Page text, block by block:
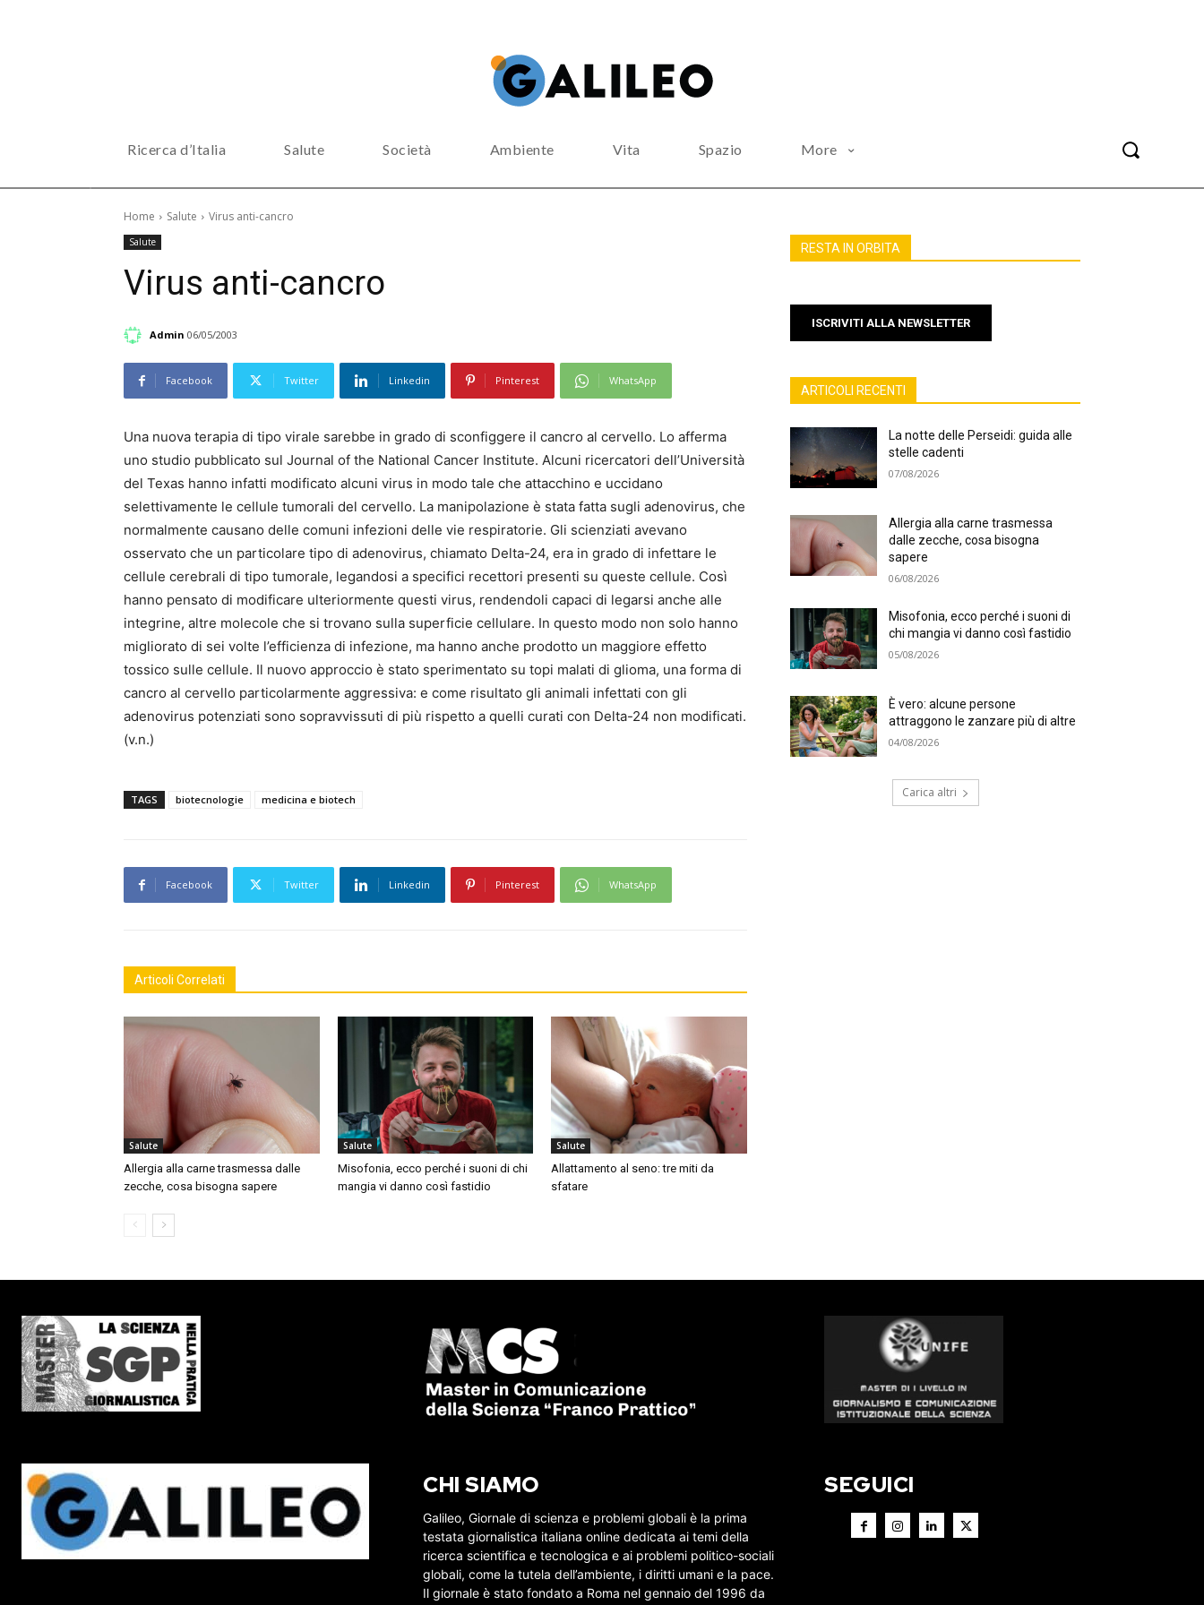
Ricerca d’Italia Salute Società Ambiente Vita Spazio More
Home Salute Virus anti-cancro
Salute
Virus anti-cancro
Admin 06/05/2003
Facebook Twitter Linkedin Pinterest WhatsApp
Una nuova terapia di tipo virale sarebbe in grado di sconfiggere il cancro al cervello. Lo afferma
uno studio pubblicato sul Journal of the National Cancer Institute. Alcuni ricercatori dell’Università
del Texas hanno infatti modificato alcuni virus in modo tale che attacchino e uccidano
selettivamente le cellule tumorali del cervello. La manipolazione è stata fatta sugli adenovirus, che
normalmente causano delle comuni infezioni delle vie respiratorie. Gli scienziati avevano
osservato che un particolare tipo di adenovirus, chiamato Delta-24, era in grado di infettare le
cellule cerebrali di tipo tumorale, legandosi a specifici recettori presenti su queste cellule. Così
hanno pensato di modificare ulteriormente questi virus, rendendoli capaci di legarsi anche alle
integrine, altre molecole che si trovano sulla superficie cellulare. In questo modo non solo hanno
migliorato di sei volte l’efficienza di infezione, ma hanno anche prodotto un maggiore effetto
tossico sulle cellule. Il nuovo approccio è stato sperimentato su topi malati di glioma, una forma di
cancro al cervello particolarmente aggressiva: e come risultato gli animali infettati con gli
adenovirus potenziati sono sopravvissuti di più rispetto a quelli curati con Delta-24 non modificati.
(v.n.)
TAGS biotecnologie medicina e biotech
Facebook Twitter Linkedin Pinterest WhatsApp
Articoli Correlati
Salute
Allergia alla carne trasmessa dalle
zecche, cosa bisogna sapere
Salute
Misofonia, ecco perché i suoni di chi
mangia vi danno così fastidio
Salute
Allattamento al seno: tre miti da
sfatare
RESTA IN ORBITA
ISCRIVITI ALLA NEWSLETTER
ARTICOLI RECENTI
La notte delle Perseidi: guida alle
stelle cadenti
07/08/2026
Allergia alla carne trasmessa
dalle zecche, cosa bisogna
sapere
06/08/2026
Misofonia, ecco perché i suoni di
chi mangia vi danno così fastidio
05/08/2026
È vero: alcune persone
attraggono le zanzare più di altre
04/08/2026
Carica altri
CHI SIAMO
Galileo, Giornale di scienza e problemi globali è la prima
testata giornalistica italiana online dedicata ai temi della
ricerca scientifica e tecnologica e ai problemi politico-sociali
globali, come la tutela dell’ambiente, i diritti umani e la pace.
Il giornale è stato fondato a Roma nel gennaio del 1996 da
SEGUICI